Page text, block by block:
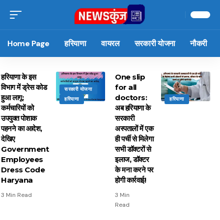
Home Page हरियाणा वायरल सरकारी योजना नौकरी
सरकारी योजना
हरियाणा
हरियाणा के इस
विभाग में ड्रेस कोड
हुआ लागू:
कर्मचारियों को
उपयुक्त पोशाक
पहनने का आदेश,
देखिए
Government
Employees
Dress Code
Haryana
3 Min Read
हरियाणा
One slip
for all
doctors:
अब हरियाणा के
सरकारी
अस्पतालों में एक
ही पर्ची से मिलेगा
सभी डॉक्टरों से
इलाज, डॉक्टर
के मना करने पर
होगी कार्रवाई!
3 Min
Read